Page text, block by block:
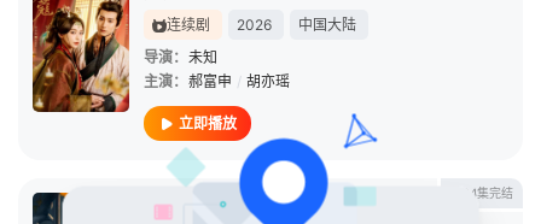
连续剧 2026
中国大陆
导演： 未知
主演： 郝富申 / 胡亦瑶
立即播放
第24集完结
掌中雀